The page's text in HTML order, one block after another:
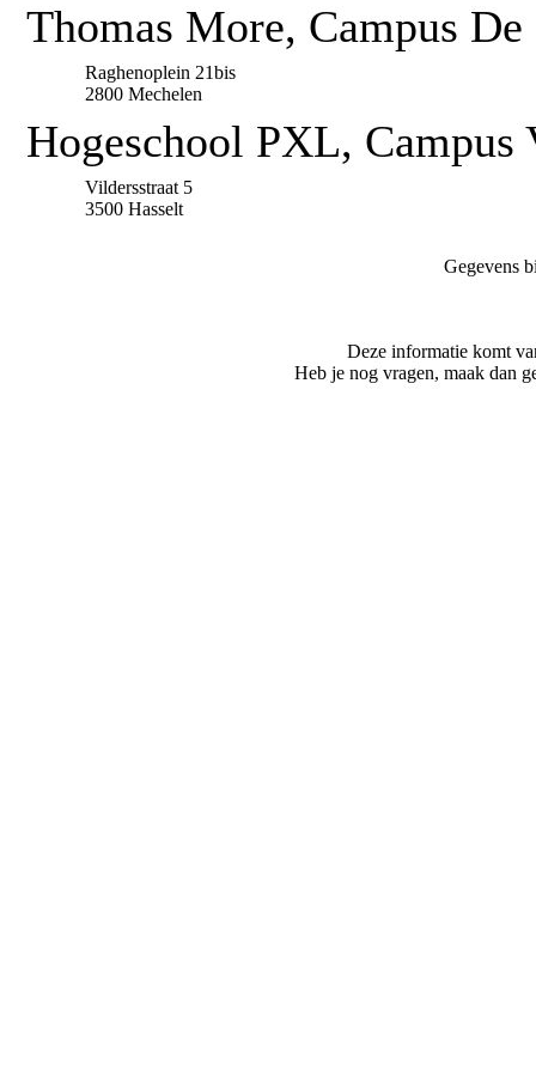
Thomas More, Campus
Raghenoplein 21bis
2800 Mechelen
Hogeschool PXL,
Vildersstraat 5
3500 Hasselt
Gegevens
Deze informatie komt
Heb je nog vragen, maak dan